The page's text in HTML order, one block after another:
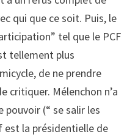
qui que ce soit. Puis, le
tel que le PCF
tellement plus
de ne prendre
critiquer. Mélenchon n’a
pouvoir (“ se salir les
est la présidentielle de